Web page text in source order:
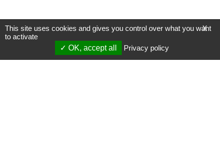
X
This site uses cookies and gives you control over what you want
to activate
OK, accept all
Privacy policy